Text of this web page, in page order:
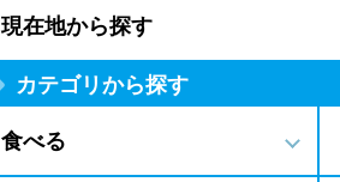
現在地から探す
カテゴリから探す
食べる